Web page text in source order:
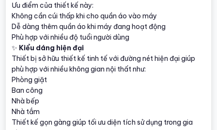
Ưu điểm của thiết kế này:
Không cần cúi thấp khi cho quần áo vào máy
Dễ dàng thêm quần áo khi máy đang hoạt động
Phù hợp với nhiều độ tuổi người dùng
✨ Kiểu dáng hiện đại
Thiết bị sở hữu thiết kế tinh tế với đường nét hiện đại giúp
phù hợp với nhiều không gian nội thất như:
Phòng giặt
Ban công
Nhà bếp
Nhà tắm
Thiết kế gọn gàng giúp tối ưu diện tích sử dụng trong gia